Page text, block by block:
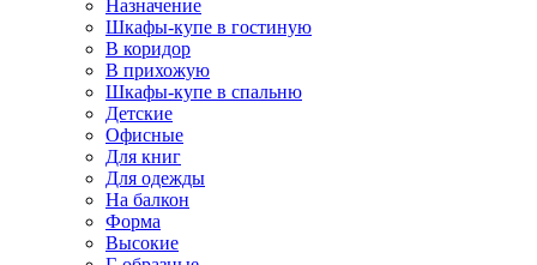
Назначение
Шкафы-купе в гостиную
В коридор
В прихожую
Шкафы-купе в спальню
Детские
Офисные
Для книг
Для одежды
На балкон
Форма
Высокие